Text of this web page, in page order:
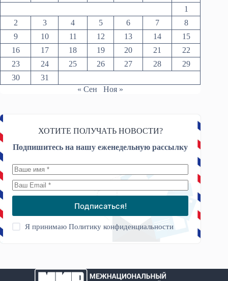
1
2
3 4 5 6 7
8
9
10 11 12 13 14
15
16
17 18 19 20 21
22
23
24 25 26 27 28
29
30
31
« Сен
Ноя »
ХОТИТЕ ПОЛУЧАТЬ НОВОСТИ?
Подпишитесь на нашу еженедельную рассылку
Подписаться!
Я принимаюПолитику конфиденциальности